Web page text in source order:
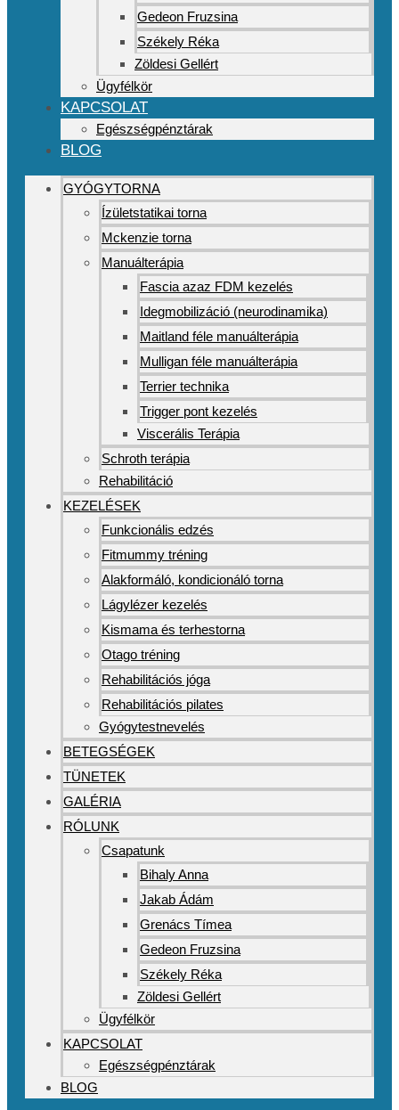
Gedeon Fruzsina
Székely Réka
Zöldesi Gellért
Ügyfélkör
KAPCSOLAT
Egészségpénztárak
BLOG
GYÓGYTORNA
Ízületstatikai torna
Mckenzie torna
Manuálterápia
Fascia azaz FDM kezelés
Idegmobilizáció (neurodinamika)
Maitland féle manuálterápia
Mulligan féle manuálterápia
Terrier technika
Trigger pont kezelés
Viscerális Terápia
Schroth terápia
Rehabilitáció
KEZELÉSEK
Funkcionális edzés
Fitmummy tréning
Alakformáló, kondicionáló torna
Lágylézer kezelés
Kismama és terhestorna
Otago tréning
Rehabilitációs jóga
Rehabilitációs pilates
Gyógytestnevelés
BETEGSÉGEK
TÜNETEK
GALÉRIA
RÓLUNK
Csapatunk
Bihaly Anna
Jakab Ádám
Grenács Tímea
Gedeon Fruzsina
Székely Réka
Zöldesi Gellért
Ügyfélkör
KAPCSOLAT
Egészségpénztárak
BLOG